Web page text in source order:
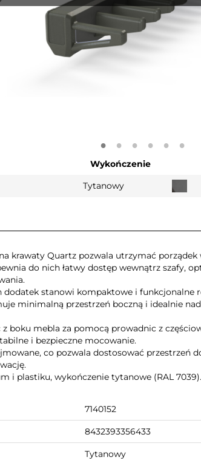
Wykończenie
Tytanowy
krawaty Quartz pozwala utrzymać
do nich łatwy dostęp wewnątrz szafy,
dodatek stanowi kompaktowe i funkcjonalne
minimalną przestrzeń boczną i idealnie
boku mebla za pomocą prowadnic z
i bezpieczne mocowanie.
co pozwala dostosować przestrzeń
i plastiku, wykończenie tytanowe (RAL 7039).
7140152
8432393356433
Tytanowy